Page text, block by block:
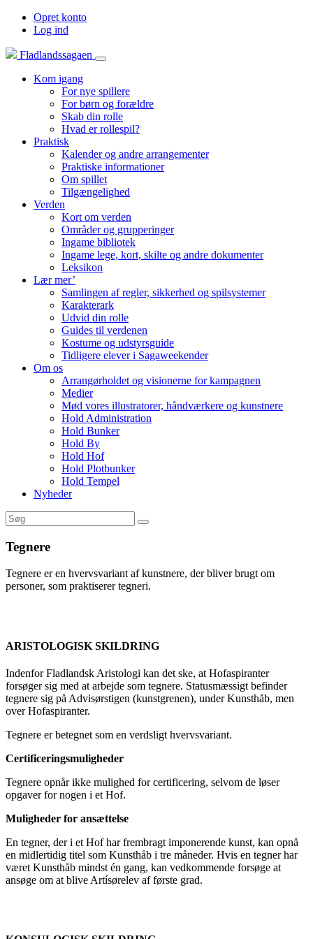
Opret konto
Log ind
Fladlandssagaen
Kom igang
For nye spillere
For børn og forældre
Skab din rolle
Hvad er rollespil?
Praktisk
Kalender og andre arrangementer
Praktiske informationer
Om spillet
Tilgængelighed
Verden
Kort om verden
Områder og grupperinger
Ingame bibliotek
Ingame lege, kort, skilte og andre dokumenter
Leksikon
Lær mer’
Samlingen af regler, sikkerhed og spilsystemer
Karakterark
Udvid din rolle
Guides til verdenen
Kostume og udstyrsguide
Tidligere elever i Sagaweekender
Om os
Arrangørholdet og visionerne for kampagnen
Medier
Mød vores illustratorer, håndværkere og kunstnere
Hold Administration
Hold Bunker
Hold By
Hold Hof
Hold Plotbunker
Hold Tempel
Nyheder
Tegnere
Tegnere er en hvervsvariant af kunstnere, der bliver brugt om
personer, som praktiserer tegneri.
ARISTOLOGISK SKILDRING
Indenfor Fladlandsk Aristologi kan det ske, at Hofaspiranter
forsøger sig med at arbejde som tegnere. Statusmæssigt befinder
tegnere sig på Advisørstigen (kunstgrenen), under Kunsthåb, men
over Hofaspiranter.
Tegnere er betegnet som en verdsligt hvervsvariant.
Certificeringsmuligheder
Tegnere opnår ikke mulighed for certificering, selvom de løser
opgaver for nogen i et Hof.
Muligheder for ansættelse
En tegner, der i et Hof har frembragt imponerende kunst, kan opnå
en midlertidig titel som Kunsthåb i tre måneder. Hvis en tegner har
været Kunsthåb mindst én gang, kan vedkommende forsøge at
ansøge om at blive Artísørelev af første grad.